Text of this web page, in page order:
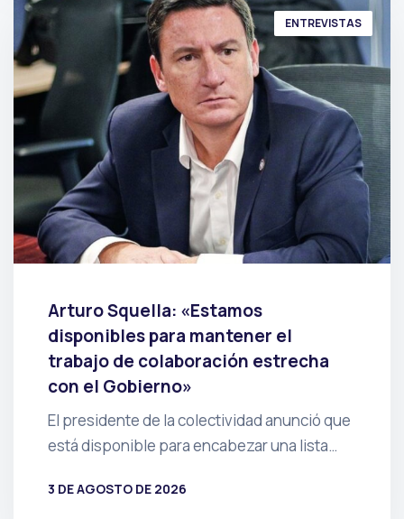
ENTREVISTAS
Arturo Squella: «Estamos
disponibles para mantener el
trabajo de colaboración estrecha
con el Gobierno»
El presidente de la colectividad anunció que
está disponible para encabezar una lista…
3 DE AGOSTO DE 2026